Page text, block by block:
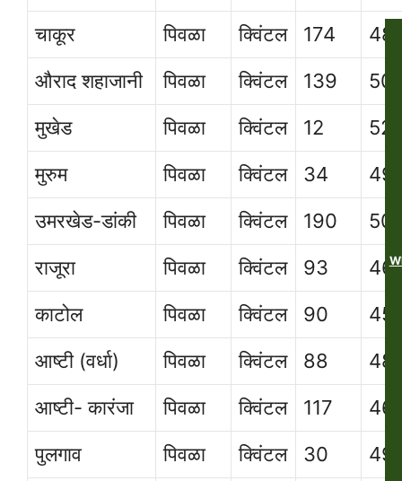
चाकूर
पिवळा क्विंटल 174
औराद शहाजानी
पिवळा क्विंटल 139
मुखेड
पिवळा क्विंटल 12
मुरुम
पिवळा क्विंटल 34
उमरखेड-डांकी
पिवळा क्विंटल 190
राजूरा
पिवळा क्विंटल 93
काटोल
पिवळा क्विंटल 90
आष्टी (वर्धा)
पिवळा क्विंटल 88
आष्टी- कारंजा
पिवळा क्विंटल 117
पुलगाव
पिवळा क्विंटल 30